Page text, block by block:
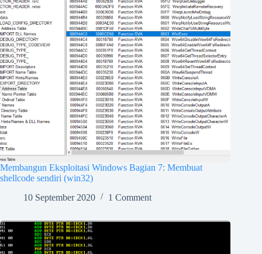
Membangun Eksploitasi Windows Bagian 7: Membuat
shellcode sendiri (win32)
10 September 2020
1 Comment